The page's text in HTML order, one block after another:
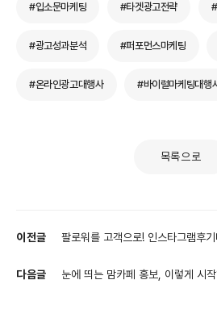
#입소문마케팅 #타겟광고전략
#광고성과분석 #퍼포먼스마케팅
#온라인광고대행사 #바이럴마케팅대행
목록으로
이전글 팔로워를 고객으로! 인스타그램후
다음글 눈에 띄는 맘카페 홍보, 이렇게 시